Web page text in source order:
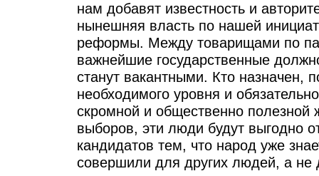
нам добавят известность и
нынешняя власть по нашей
реформы. Между товарищами по
важнейшие государственные
станут вакантными. Кто назначен,
необходимого уровня и
скромной и общественно полезной
выборов, эти люди будут выгодно
кандидатов тем, что народ уже
совершили для других людей, а не